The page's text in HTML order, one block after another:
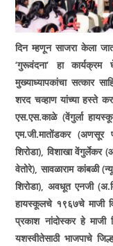
दिन म्हणून साजरा केला
‘गुरूवंदना‘हा कार्यक्रम
मुख्याध्यापकांचा सत्कार
शरद चव्हाण यांच्या हस्ते
एस.एस.काळे (वेंगुर्ला
एम.जी.मातोंडकर (अणसूर
शिरोडा),विशाखा वेंगुर्लेकर
वेतोरे),सावळाराम कांबळी
शिरोडा),अवधूत एनजी
हायस्कूलचे १९६७चे माजी
प्रकाश नांदोस्कर हे माजी
यशस्वीतेसाठी भाजपाचे